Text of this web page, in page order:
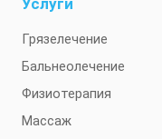
Услуги
Грязелечение
Бальнеолечение
Физиотерапия
Массаж